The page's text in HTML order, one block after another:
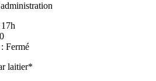
Fermé
laitier*